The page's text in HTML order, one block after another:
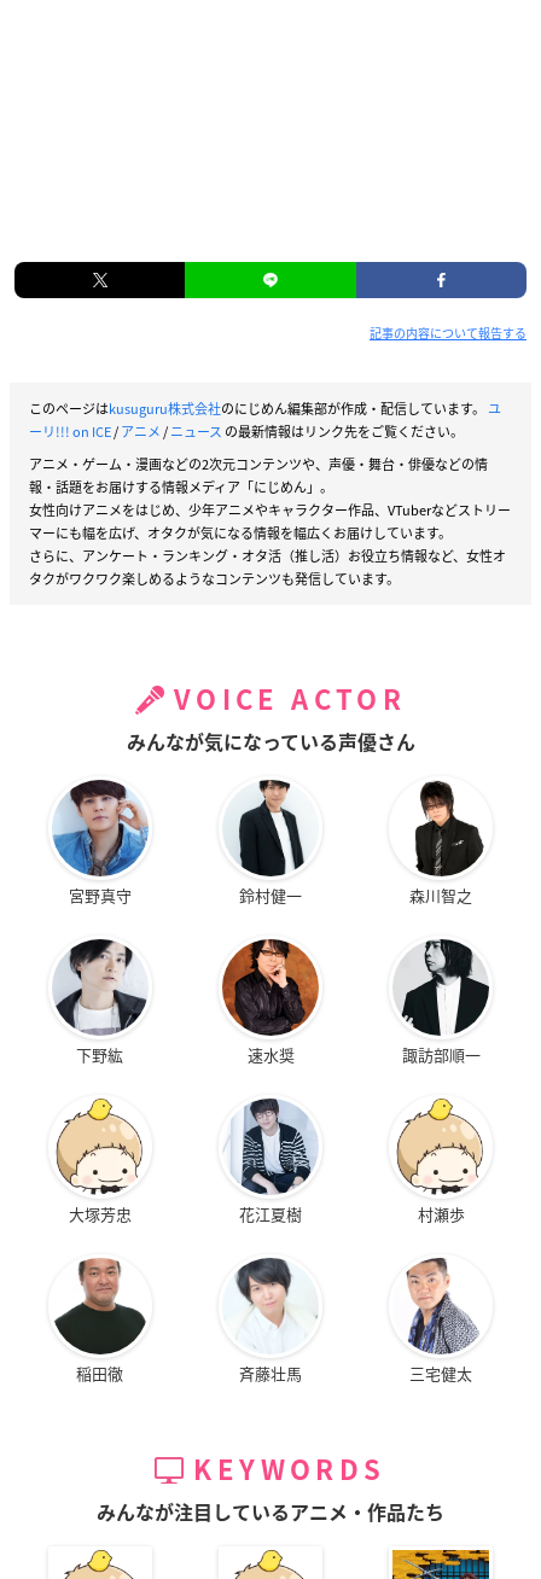
記事の内容について報告する
このページはkusuguru株式会社のにじめん編集部が作成・配信しています。 ユ
ーリ!!! on ICE/アニメ/ニュース の最新情報はリンク先をご覧ください。
アニメ・ゲーム・漫画などの2次元コンテンツや、声優・舞台・俳優などの情
報・話題をお届けする情報メディア「にじめん」。
女性向けアニメをはじめ、少年アニメやキャラクター作品、VTuberなどストリー
マーにも幅を広げ、オタクが気になる情報を幅広くお届けしています。
さらに、アンケート・ランキング・オタ活（推し活）お役立ち情報など、女性オ
タクがワクワク楽しめるようなコンテンツも発信しています。
VOICE ACTOR
みんなが気になっている声優さん
宮野真守 鈴村健一 森川智之
下野紘 速水奨 諏訪部順一
大塚芳忠 花江夏樹 村瀬歩
稲田徹 斉藤壮馬 三宅健太
KEYWORDS
みんなが注目しているアニメ・作品たち